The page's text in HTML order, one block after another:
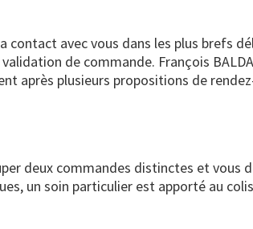
contact avec vous dans les plus brefs
de commande. François
après plusieurs propositions de
deux commandes distinctes et vous
un soin particulier est apporté au colis